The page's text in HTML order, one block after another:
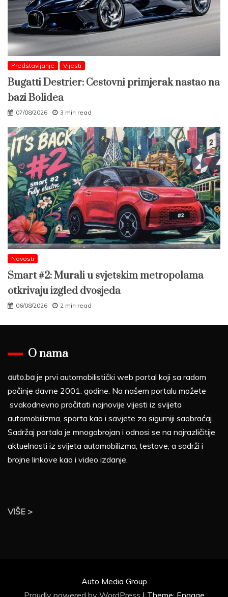
Predstavljanje Vijesti
Bugatti Destrier: Cestovni primjerak nastao na
bazi Bolidea
07/08/2026 3 min read
Novosti
Smart #2: Murali u svjetskim metropolama
otkrivaju izgled dvosjeda
06/08/2026 2 min read
O nama
auto.ba je prvi automobilistički web portal koji sa radom
počinje davne 2001. godine. Na našem portalu možete
svakodnevno pročitati najnovije vijesti iz svijeta
automobilizma, sporta kao i savjete za sigurniji saobraćaj.
Sadržaj portala je mnogobrojan i odnosi se na najrazličitije
aktuelnosti iz svijeta automobilizma, testove, a sadrži i
brojne linkove kao i video izdanje.
VIŠE >
Auto Media Group
Proudly powered by WordPress | Theme: Engage